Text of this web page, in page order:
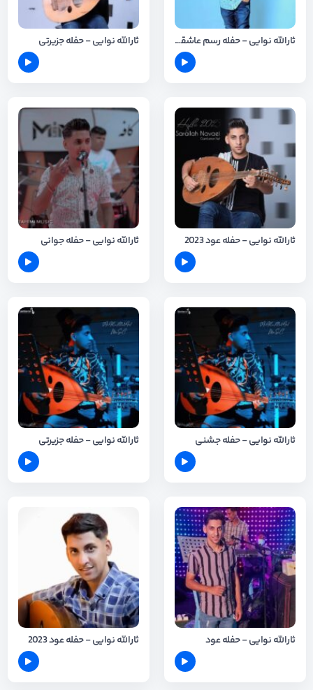
ثارالله نوایی - حفله رسم عاشقی ثارالله نوایی - حفله جزیرتی
ثارالله نوایی - حفله عود 2023 ثارالله نوایی - حفله جوانی
ثارالله نوایی - حفله جشنی ثارالله نوایی - حفله جزیرتی
ثارالله نوایی - حفله عود ثارالله نوایی - حفله عود 2023